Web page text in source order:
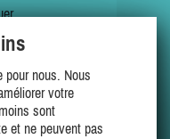
pour nous. Nous
votre
sont
et ne peuvent pas